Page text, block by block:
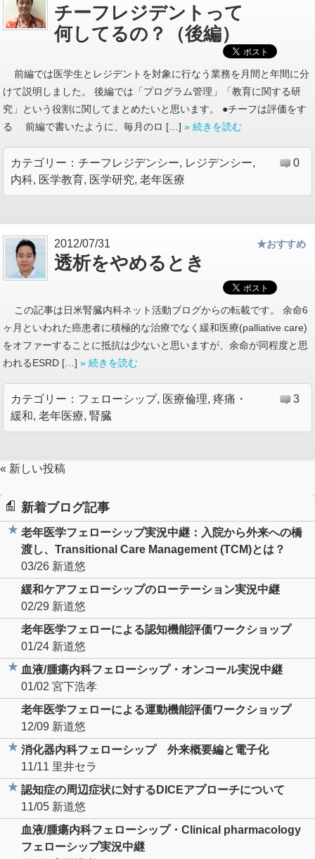
チーフレジデントって
何してるの？（後編）
前編では医学生とレジデントを対象に行なう業務を月間と年間に分
けて説明しました。 後編では「プログラム管理」「教育に関する研
究」という役割に関してまとめたいと思います。 ●チーフは評価をす
る 前編で書いたように、毎月のロ […] » 続きを読む
カテゴリー： チーフレジデンシー, レジデンシー,
内科, 医学教育, 医学研究, 老年医療
0
2012/07/31
透析をやめるとき
★おすすめ
この記事は日米腎臓内科ネット活動ブログからの転載です。 余命6
ヶ月といわれた癌患者に積極的な治療でなく緩和医療(palliative care)
をオファーすることに抵抗は少ないと思いますが、余命が同程度と思
われるESRD […] » 続きを読む
カテゴリー： フェローシップ, 医療倫理, 疼痛・
緩和, 老年医療, 腎臓
3
« 新しい投稿
新着ブログ記事
老年医学フェローシップ実況中継：入院から外来への橋
渡し、Transitional Care Management (TCM)とは？
03/26 新道悠
緩和ケアフェローシップのローテーション実況中継
02/29 新道悠
老年医学フェローによる認知機能評価ワークショップ
01/24 新道悠
血液/腫瘍内科フェローシップ・オンコール実況中継
01/02 宮下浩孝
老年医学フェローによる運動機能評価ワークショップ
12/09 新道悠
消化器内科フェローシップ 外来概要編と電子化
11/11 里井セラ
認知症の周辺症状に対するDICEアプローチについて
11/05 新道悠
血液/腫瘍内科フェローシップ・Clinical pharmacology
フェローシップ実況中継